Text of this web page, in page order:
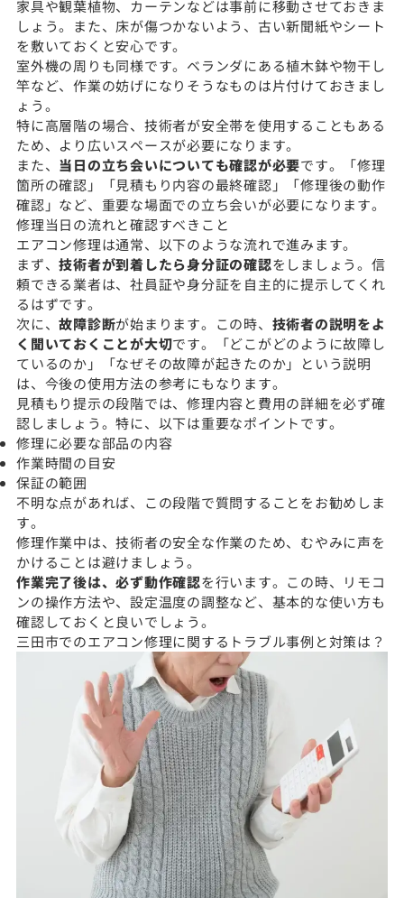
家具や観葉植物、カーテンなどは事前に移動させておきま
しょう。また、床が傷つかないよう、古い新聞紙やシート
を敷いておくと安心です。
室外機の周りも同様です。ベランダにある植木鉢や物干し
竿など、作業の妨げになりそうなものは片付けておきまし
ょう。
特に高層階の場合、技術者が安全帯を使用することもある
ため、より広いスペースが必要になります。
また、 当日の立ち会いについても確認が必要です。「修理
箇所の確認」「見積もり内容の最終確認」「修理後の動作
確認」など、重要な場面での立ち会いが必要になります。
修理当日の流れと確認すべきこと
エアコン修理は通常、以下のような流れで進みます。
まず、技術者が到着したら身分証の確認をしましょう。信
頼できる業者は、社員証や身分証を自主的に提示してくれ
るはずです。
次に、故障診断が始まります。この時、 技術者の説明をよ
く聞いておくことが大切です。「どこがどのように故障し
ているのか」「なぜその故障が起きたのか」という説明
は、今後の使用方法の参考にもなります。
見積もり提示の段階では、修理内容と費用の詳細を必ず確
認しましょう。特に、以下は重要なポイントです。
修理に必要な部品の内容
作業時間の目安
保証の範囲
不明な点があれば、この段階で質問することをお勧めしま
す。
修理作業中は、技術者の安全な作業のため、むやみに声を
かけることは避けましょう。
作業完了後は、必ず動作確認を行います。この時、リモコ
ンの操作方法や、設定温度の調整など、基本的な使い方も
確認しておくと良いでしょう。
三田市でのエアコン修理に関するトラブル事例と対策は？